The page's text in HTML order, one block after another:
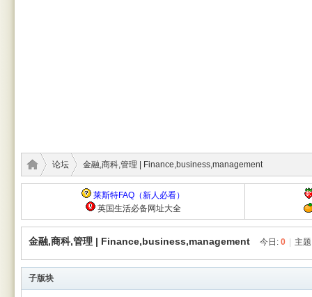
论坛 金融,商科,管理 | Finance,business,management
莱斯特FAQ（新人必看）
英国生活必备网址大全
金融,商科,管理 | Finance,business,management 今日: 0 主
子版块